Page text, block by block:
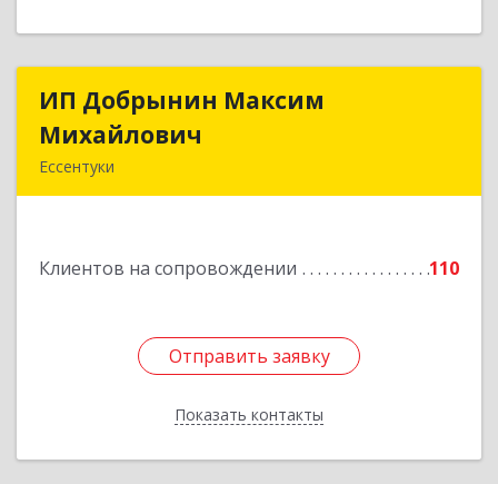
ИП Добрынин Максим
Михайлович
Ессентуки
Клиентов на сопровождении 110
Отправить заявку
Показать контакты
ИП Добрынин Максим
Подробнее
Отправить заявку
Назад